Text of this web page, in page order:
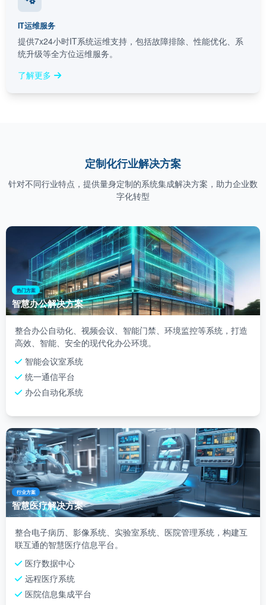
IT运维服务
提供7x24小时IT系统运维支持，包括故障排除、性能优化、系
统升级等全方位运维服务。
了解更多
定制化行业解决方案
针对不同行业特点，提供量身定制的系统集成解决方案，助力企业数
字化转型
热门方案
智慧办公解决方案
整合办公自动化、视频会议、智能门禁、环境监控等系统，打造
高效、智能、安全的现代化办公环境。
智能会议室系统
统一通信平台
办公自动化系统
行业方案
智慧医疗解决方案
整合电子病历、影像系统、实验室系统、医院管理系统，构建互
联互通的智慧医疗信息平台。
医疗数据中心
远程医疗系统
医院信息集成平台